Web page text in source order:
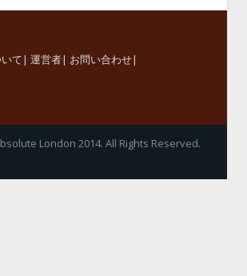
て| 運営者| お問い合わせ|
London 2014. All Rights Reserved.